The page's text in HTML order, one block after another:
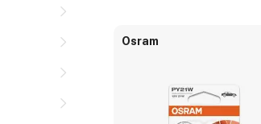
Osram